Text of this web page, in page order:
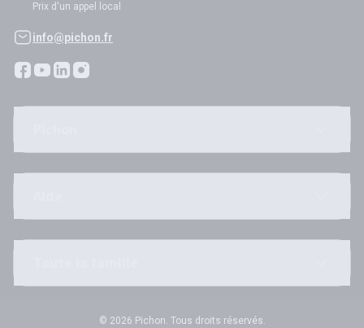
Prix d'un appel local
info@pichon.fr
© 2026 Pichon. Tous droits réservés.